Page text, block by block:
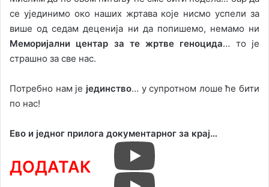
се ујединимо око наших жртава које нисмо успели за
више од седам деценија ни да попишемо, немамо ни
Меморијални центар за те жртве геноцида… то је
страшно за све нас.
Потребно нам је јединство… у супротном лоше ће бити
по нас!
Ево и једног прилога документарног за крај…
ДОДАТАК